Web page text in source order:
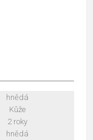
hnědá
Kůže
2 roky
hnědá